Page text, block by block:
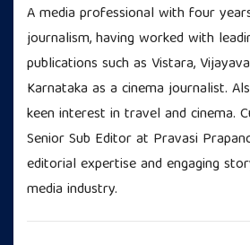
A media professional with four
journalism, having worked with
publications such as Vistara,
Karnataka as a cinema journalist.
keen interest in travel and cinema.
Senior Sub Editor at Pravasi
editorial expertise and engaging
media industry.